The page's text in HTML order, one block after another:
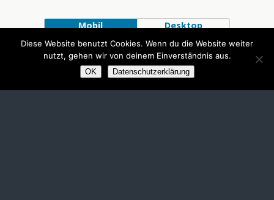
Mobil Desktop
Diese Website benutzt Cookies. Wenn du die Website weiter
nutzt, gehen wir von deinem Einverständnis aus.
OK Datenschutzerklärung